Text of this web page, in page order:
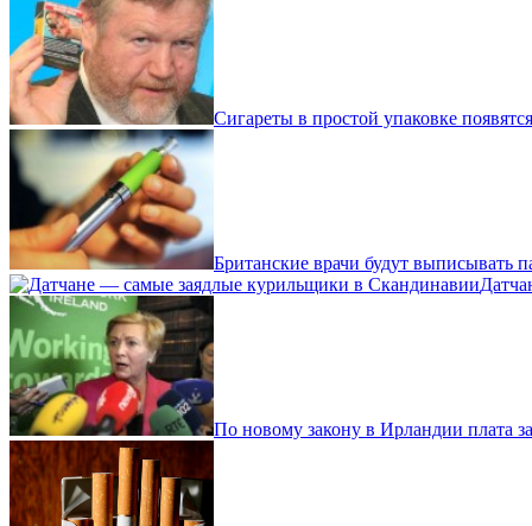
Сигареты в простой упаковке
Британские врачи будут выписывать
По новому закону в Ирландии плата